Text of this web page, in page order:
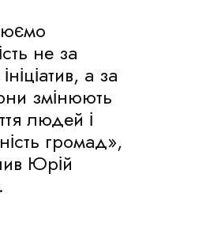
не за
а за
змінюють
людей і
громад»,
Юрій